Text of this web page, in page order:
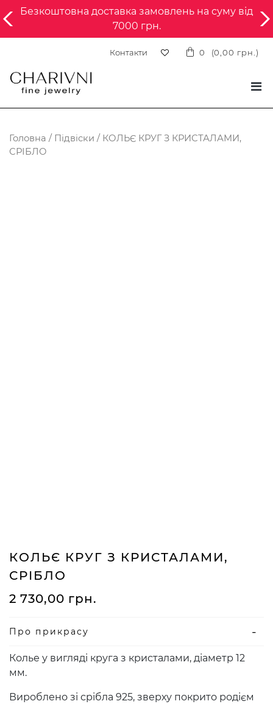
Безкоштовна доставка замовлень на суму від
7000 грн.
Контакти 0 (0,00 грн. )
Головна / Підвіски / КОЛЬЄ КРУГ З КРИСТАЛАМИ,
СРІБЛО
КОЛЬЄ КРУГ З КРИСТАЛАМИ,
СРІБЛО
2 730,00 грн.
Про прикрасу
Колье у вигляді круга з кристалами, діаметр 12
мм.
Вироблено зі срібла 925, зверху покрито родієм